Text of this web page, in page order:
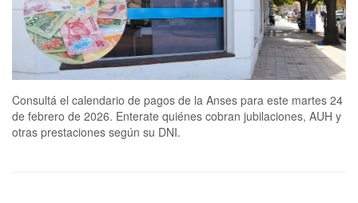
Consultá el calendario de pagos de la Anses para este martes 24
de febrero de 2026. Enterate quiénes cobran jubilaciones, AUH y
otras prestaciones según su DNI.